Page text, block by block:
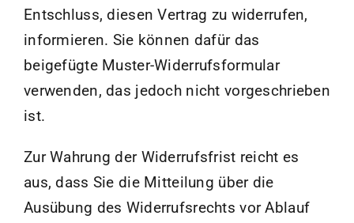
Entschluss, diesen Vertrag zu widerrufen,
informieren. Sie können dafür das
beigefügte Muster-Widerrufsformular
verwenden, das jedoch nicht vorgeschrieben
ist.
Zur Wahrung der Widerrufsfrist reicht es
aus, dass Sie die Mitteilung über die
Ausübung des Widerrufsrechts vor Ablauf